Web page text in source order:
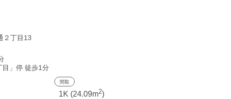
２丁目13
」停 徒歩1分
間取
1K (24.09m2)